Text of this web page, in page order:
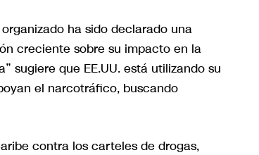
ha sido declarado una
creciente sobre su impacto en la
sugiere que EE.UU. está utilizando su
el narcotráfico, buscando
contra los carteles de drogas,